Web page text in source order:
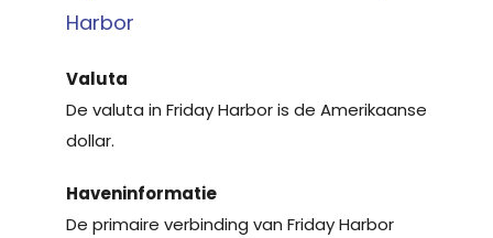
Harbor
Valuta
De valuta in Friday Harbor is de Amerikaanse
dollar.
Haveninformatie
De primaire verbinding van Friday Harbor